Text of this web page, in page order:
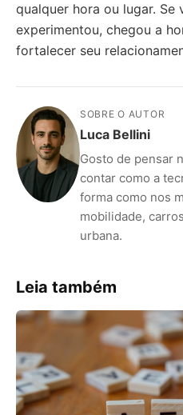
qualquer hora ou lugar. Se
experimentou, chegou a
fortalecer seu
SOBRE O AUTOR
Luca Bellini
Gosto de pensar
contar como a
forma como nos
mobilidade,
urbana.
Leia também